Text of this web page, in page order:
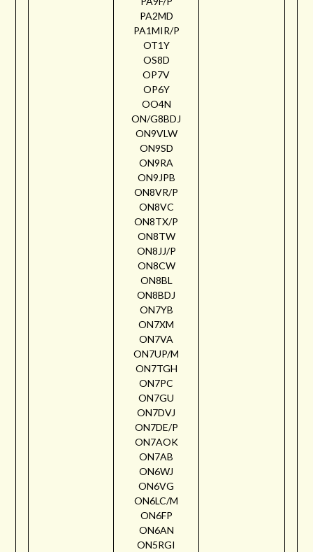
PA2MD
PA1MIR/P
OT1Y
OS8D
OP7V
OP6Y
OO4N
ON/G8BDJ
ON9VLW
ON9SD
ON9RA
ON9JPB
ON8VR/P
ON8VC
ON8TX/P
ON8TW
ON8JJ/P
ON8CW
ON8BL
ON8BDJ
ON7YB
ON7XM
ON7VA
ON7UP/M
ON7TGH
ON7PC
ON7GU
ON7DVJ
ON7DE/P
ON7AOK
ON7AB
ON6WJ
ON6VG
ON6LC/M
ON6FP
ON6AN
ON5RGI